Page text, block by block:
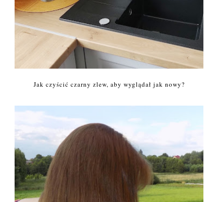
Jak czyścić czarny zlew, aby wyglądał jak nowy?